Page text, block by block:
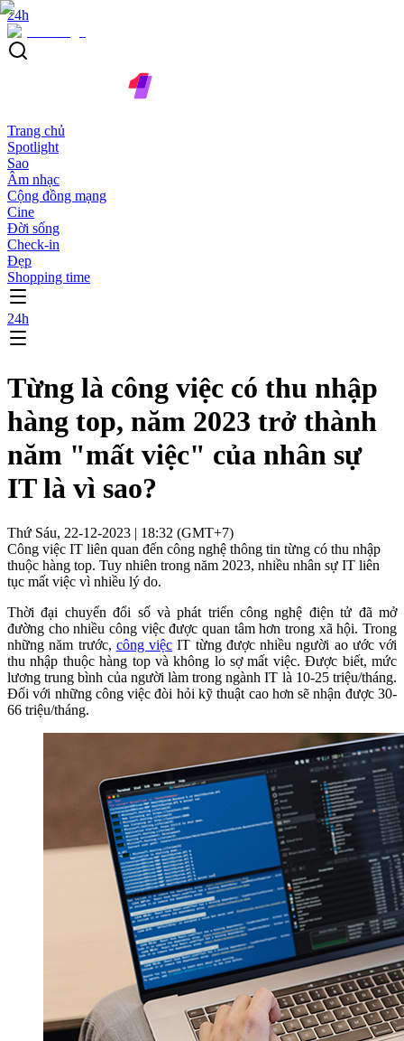
24h
Trang chủ
Spotlight
Sao
Âm nhạc
Cộng đồng mạng
Cine
Đời sống
Check-in
Đẹp
Shopping time
24h
Từng là công việc có thu nhập
hàng top, năm 2023 trở thành
năm "mất việc" của nhân sự
IT là vì sao?
Thứ Sáu, 22-12-2023 | 18:32 (GMT+7)
Công việc IT liên quan đến công nghệ thông tin từng có thu nhập
thuộc hàng top. Tuy nhiên trong năm 2023, nhiều nhân sự IT liên
tục mất việc vì nhiều lý do.
Thời đại chuyển đổi số và phát triển công nghệ điện tử đã mở
đường cho nhiều công việc được quan tâm hơn trong xã hội. Trong
những năm trước, công việc IT từng được nhiều người ao ước với
thu nhập thuộc hàng top và không lo sợ mất việc. Được biết, mức
lương trung bình của người làm trong ngành IT là 10-25 triệu/tháng.
Đối với những công việc đòi hỏi kỹ thuật cao hơn sẽ nhận được 30-
66 triệu/tháng.